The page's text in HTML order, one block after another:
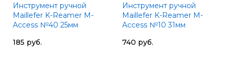
Инструмент ручной
Maillefer K-Reamer M-
Access №40 25мм
185 руб.
Инструмент ручной
Maillefer K-Reamer M-
Access №10 31мм
740 руб.